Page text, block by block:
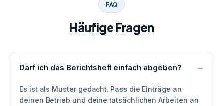
FAQ
Häufige Fragen
Darf ich das Berichtsheft einfach abgeben?
Es ist als Muster gedacht. Pass die Einträge an
deinen Betrieb und deine tatsächlichen Arbeiten an